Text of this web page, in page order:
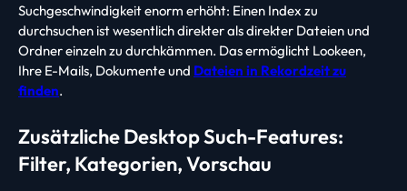
Suchgeschwindigkeit enorm erhöht: Einen Index zu
durchsuchen ist wesentlich direkter als direkter Dateien und
Ordner einzeln zu durchkämmen. Das ermöglicht Lookeen,
Ihre E-Mails, Dokumente und Dateien in Rekordzeit zu
finden.
Zusätzliche Desktop Such-Features:
Filter, Kategorien, Vorschau